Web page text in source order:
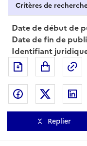
Critères de
Date de début de
Date de fin de
Identifiant
Exporter le
Partager sur
Replier